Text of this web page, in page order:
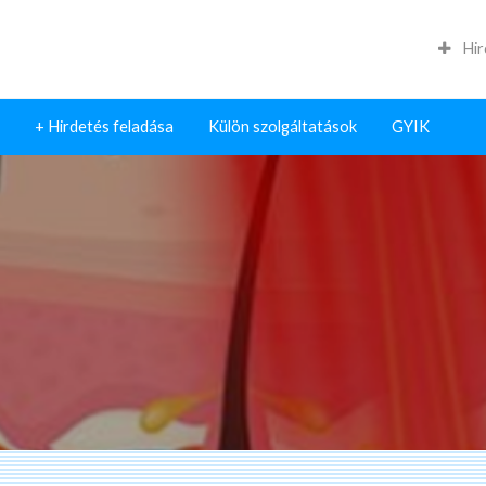
+ Hirdetés feladása Külön szolgáltatások GYIK